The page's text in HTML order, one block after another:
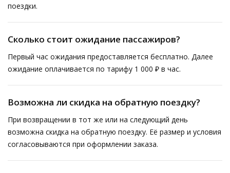
поездки.
Сколько стоит ожидание пассажиров?
Первый час ожидания предоставляется бесплатно. Далее
ожидание оплачивается по тарифу 1 000 ₽ в час.
Возможна ли скидка на обратную поездку?
При возвращении в тот же или на следующий день
возможна скидка на обратную поездку. Её размер и условия
согласовываются при оформлении заказа.